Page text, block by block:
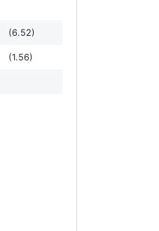
(6.52)
(1.56)